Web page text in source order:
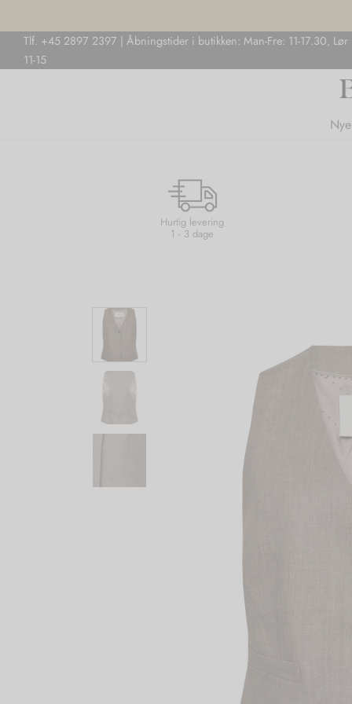
Tlf. +45 2897 2397 | Åbningstider i butikken: Man-Fre: 11-17.30, Lør
11-15
Hurtig levering
1 - 3 dage